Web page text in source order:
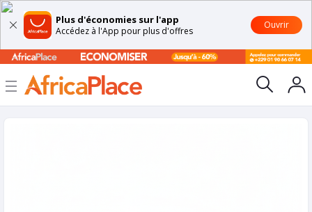
Plus d'économies sur l'app
Accédez à l'App pour plus d'offres
Ouvrir